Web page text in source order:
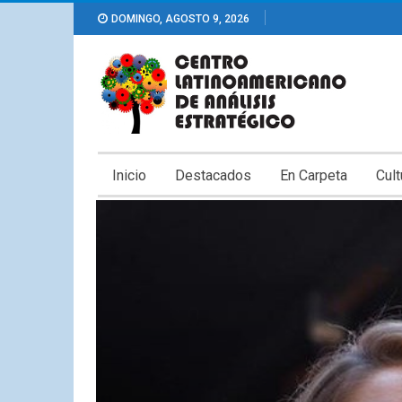
DOMINGO, AGOSTO 9, 2026
Inicio Destacados En Carpeta